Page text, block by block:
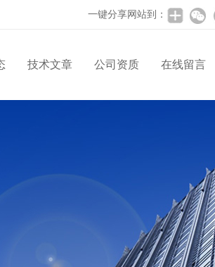
一键分享网站到：
技术文章 公司资质 在线留言